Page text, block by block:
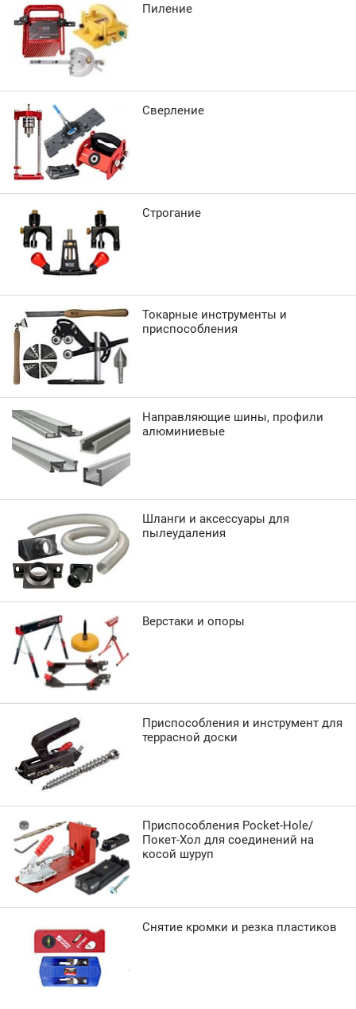
Пиление
Сверление
Строгание
Токарные инструменты и
приспособления
Направляющие шины, профили
алюминиевые
Шланги и аксессуары для
пылеудаления
Верстаки и опоры
Приспособления и инструмент для
террасной доски
Приспособления Pocket-Hole/
Покет-Хол для соединений на
косой шуруп
Снятие кромки и резка пластиков